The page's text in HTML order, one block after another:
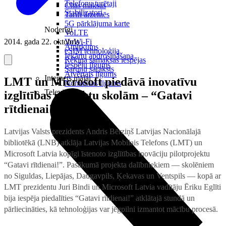
Citas maksas
Tarifi ārzemēs
5G pārklājuma karte
VoLTE
VoWi-Fi
eSIM tehnoloģija
Rēķina samaksas iespējas
Sarunu saraksts
Internets mājai
Telefonu turētaji
Stabilizatori
Noderīgi
Atpirkums
Iekārtu apdrošināšana
Iespēju līgums
Atvērtais līgums
Nomaksas līgums
Televizori
2014. gada 22. oktobris
LMT un Microsoft piedāvā inovatīvu
izglītības projektu skolām – “Gatavi
rītdienai!”
Latvijas Valsts prezidents Andris Bērziņš Latvijas Nacionālajā
bibliotēkā (LNB) atklāja Latvijas Mobilais Telefons (LMT) un
Microsoft Latvia kopīgi īstenoto izglītības inovāciju pilotprojektu
“Gatavi rītdienai!”. Pasākumā projekta dalībniekiem — skolēniem
no Siguldas, Liepājas, Daugavpils, Ķekavas un Ventspils — kopā ar
LMT prezidentu Juri Bindi un Microsoft Latvia vadītāju Ēriku Eglīti
bija iespēja piedalīties “Gatavi rītdienai!” atklātajā stundā un
pārliecināties, kā tehnoloģijas var jēgpilni izmantot mācību procesā.